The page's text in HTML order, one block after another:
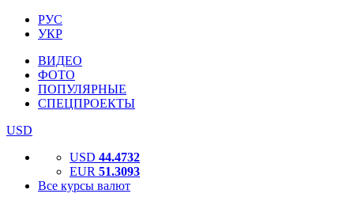
РУС
УКР
ВИДЕО
ФОТО
ПОПУЛЯРНЫЕ
СПЕЦПРОЕКТЫ
USD
USD 44.4732
EUR 51.3093
Все курсы валют